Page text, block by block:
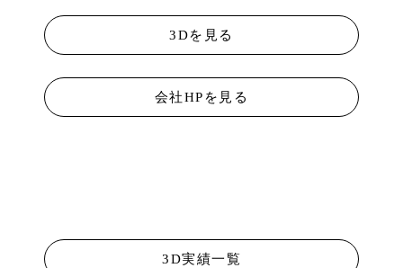
3Dを見る
会社HPを見る
3D実績一覧